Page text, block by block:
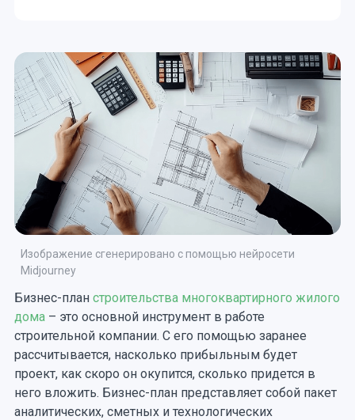
Изображение сгенерировано с помощью нейросети
Midjourney
Бизнес-план строительства многоквартирного жилого
дома– это основной инструмент в работе
строительной компании. С его помощью заранее
рассчитывается, насколько прибыльным будет
проект, как скоро он окупится, сколько придется в
него вложить. Бизнес-план представляет собой пакет
аналитических, сметных и технологических